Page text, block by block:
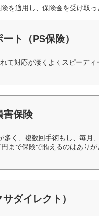
を適用し、保険金を受け取っ
ト（PS保険）
て対応が凄くよくスピーデ
害保険
多く、複数回手術もし、毎月
まで保険で賄えるのはあり
ダイレクト）